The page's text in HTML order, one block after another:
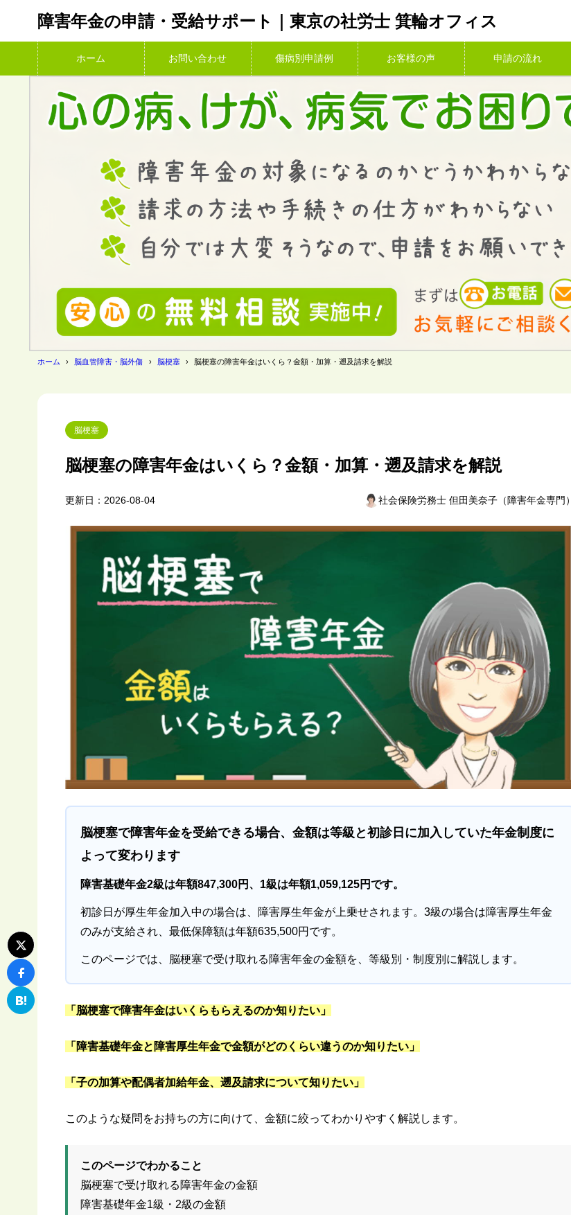
障害年金の申請・受給サポート｜東京の社労士 箕輪オフィス
ホーム お問い合わせ 傷病別申請例 お客様の声 申請の流れ
ホーム 脳血管障害・脳外傷 脳梗塞 脳梗塞の障害年金はいくら？金額・加算・遡及請求を解説
脳梗塞
脳梗塞の障害年金はいくら？金額・加算・遡及請求を解説
更新日：2026-08-04 社会保険労務士 但田美奈子（障害年金専門）
脳梗塞で障害年金を受給できる場合、金額は等級と初診日に加入していた年金制度に
よって変わります
障害基礎年金2級は年額847,300円、1級は年額1,059,125円です。
初診日が厚生年金加入中の場合は、障害厚生年金が上乗せされます。3級の場合は障害厚生年金
のみが支給され、最低保障額は年額635,500円です。
このページでは、脳梗塞で受け取れる障害年金の金額を、等級別・制度別に解説します。
「脳梗塞で障害年金はいくらもらえるのか知りたい」
「障害基礎年金と障害厚生年金で金額がどのくらい違うのか知りたい」
「子の加算や配偶者加給年金、遡及請求について知りたい」
このような疑問をお持ちの方に向けて、金額に絞ってわかりやすく解説します。
このページでわかること
脳梗塞で受け取れる障害年金の金額
障害基礎年金1級・2級の金額